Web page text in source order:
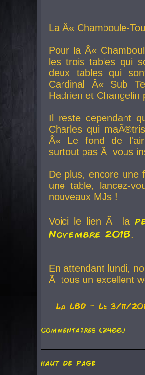
La Â« Chamboule-
Pour la Â«
les trois tables qui
deux tables qui
Cardinal
Â« Sub
Hadrien et Changelin
Il reste cependant
Charles qui
Â« Le fond de
surtout pas Ã vous
De plus, encore une
une table, lancez-
nouveaux MJs !
Voici le lien Ã la
Novembre 2018.
En attendant lundi,
Ã tous un excellent
La LBD - Le 3/11/
Commentaires (2466)
haut de page